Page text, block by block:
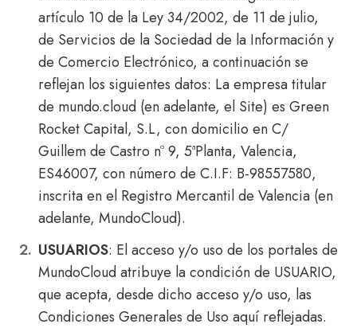
artículo 10 de la Ley 34/2002, de 11 de julio,
de Servicios de la Sociedad de la Información y
de Comercio Electrónico, a continuación se
reflejan los siguientes datos: La empresa titular
de mundo.cloud (en adelante, el Site) es Green
Rocket Capital, S.L, con domicilio en C/
Guillem de Castro nº 9, 5ªPlanta, Valencia,
ES46007, con número de C.I.F: B-98557580,
inscrita en el Registro Mercantil de Valencia (en
adelante, MundoCloud).
USUARIOS: El acceso y/o uso de los portales de
MundoCloud atribuye la condición de USUARIO,
que acepta, desde dicho acceso y/o uso, las
Condiciones Generales de Uso aquí reflejadas.